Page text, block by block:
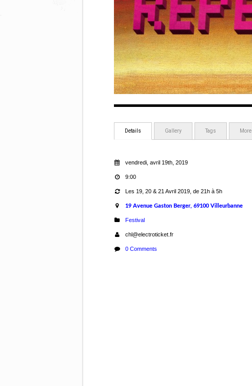
Details Gallery Tags More
vendredi, avril 19th, 2019
9:00
Les 19, 20 & 21 Avril 2019, de 21h à 5h
19 Avenue Gaston Berger, 69100 Villeurbanne
Festival
chl@electroticket.fr
0 Comments